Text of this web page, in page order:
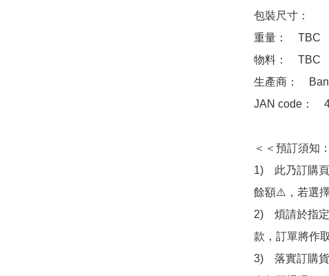
包裝尺寸：　	TBC
重量：　TBC
物料：　TBC
生產商：　
JAN code：　
＜＜預訂須知
1)　此乃訂購
餘額⚠️，若選
2)　煩請於指
款，訂單將作取
3)　落實訂購